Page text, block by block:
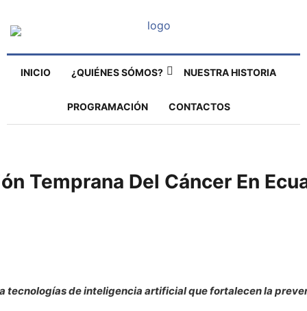
INICIO ¿QUIÉNES SÓMOS? NUESTRA HISTORIA
PROGRAMACIÓN CONTACTOS
Temprana Del Cáncer En
tecnologías de inteligencia artificial que fortalecen la